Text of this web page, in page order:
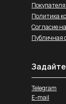
Политика
Согласие
Публичная
Telegram
E-mail